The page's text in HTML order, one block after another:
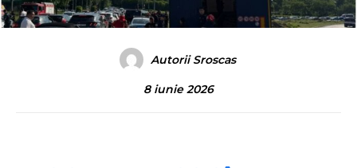
Autorii Sroscas
8 iunie 2026